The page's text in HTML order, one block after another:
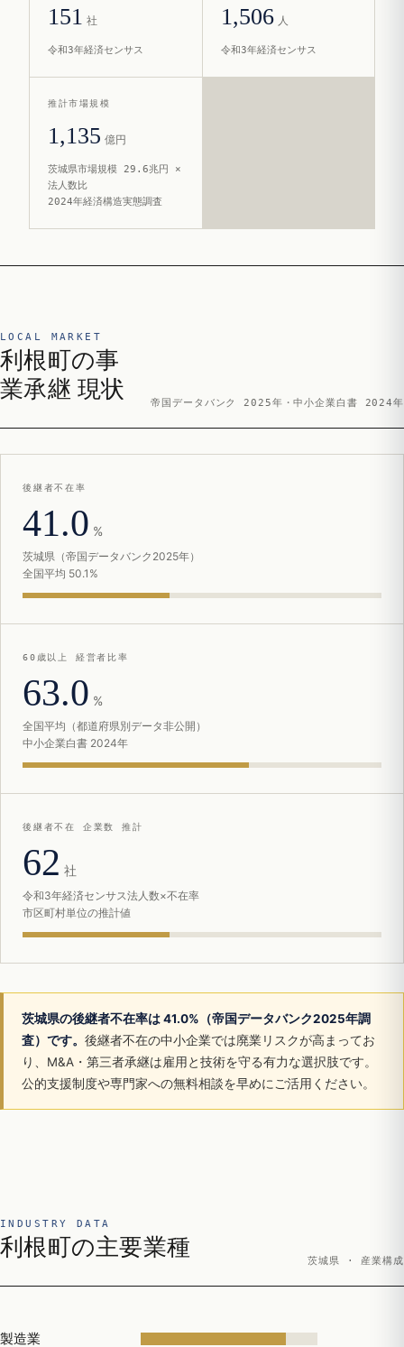
151 社
令和3年経済センサス
1,506 人
令和3年経済センサス
推計市場規模
1,135 億円
茨城県市場規模 29.6兆円 ×
法人数比
2024年経済構造実態調査
LOCAL MARKET
利根町の事
業承継 現状
帝国データバンク 2025年・中小企業白書 2024年
後継者不在率
41.0 %
茨城県（帝国データバンク2025年）
全国平均 50.1%
60歳以上 経営者比率
63.0 %
全国平均（都道府県別データ非公開）
中小企業白書 2024年
後継者不在 企業数 推計
62 社
令和3年経済センサス法人数×不在率
市区町村単位の推計値
茨城県の後継者不在率は 41.0%（帝国データバンク2025年調
査）です。 後継者不在の中小企業では廃業リスクが高まってお
り、M&A・第三者承継は雇用と技術を守る有力な選択肢です。
公的支援制度や専門家への無料相談を早めにご活用ください。
INDUSTRY DATA
利根町の主要業種
茨城県 · 産業構成
製造業